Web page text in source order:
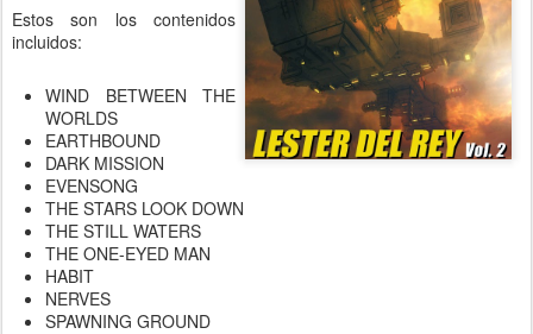
Estos son los contenidos
incluidos:
WIND BETWEEN THE
WORLDS
EARTHBOUND
DARK MISSION
EVENSONG
THE STARS LOOK DOWN
THE STILL WATERS
THE ONE-EYED MAN
HABIT
NERVES
SPAWNING GROUND